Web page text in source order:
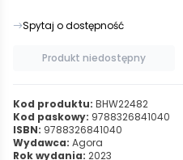
Spytaj o dostępność
Produkt niedostępny
Kod produktu: BHW22482
Kod paskowy: 9788326841040
ISBN: 9788326841040
Wydawca: Agora
Rok wydania: 2023